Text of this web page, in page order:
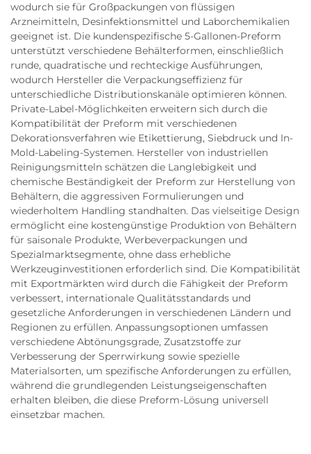
wodurch sie für Großpackungen von flüssigen
Arzneimitteln, Desinfektionsmittel und Laborchemikalien
geeignet ist. Die kundenspezifische 5-Gallonen-Preform
unterstützt verschiedene Behälterformen, einschließlich
runde, quadratische und rechteckige Ausführungen,
wodurch Hersteller die Verpackungseffizienz für
unterschiedliche Distributionskanäle optimieren können.
Private-Label-Möglichkeiten erweitern sich durch die
Kompatibilität der Preform mit verschiedenen
Dekorationsverfahren wie Etikettierung, Siebdruck und In-
Mold-Labeling-Systemen. Hersteller von industriellen
Reinigungsmitteln schätzen die Langlebigkeit und
chemische Beständigkeit der Preform zur Herstellung von
Behältern, die aggressiven Formulierungen und
wiederholtem Handling standhalten. Das vielseitige Design
ermöglicht eine kostengünstige Produktion von Behältern
für saisonale Produkte, Werbeverpackungen und
Spezialmarktsegmente, ohne dass erhebliche
Werkzeuginvestitionen erforderlich sind. Die Kompatibilität
mit Exportmärkten wird durch die Fähigkeit der Preform
verbessert, internationale Qualitätsstandards und
gesetzliche Anforderungen in verschiedenen Ländern und
Regionen zu erfüllen. Anpassungsoptionen umfassen
verschiedene Abtönungsgrade, Zusatzstoffe zur
Verbesserung der Sperrwirkung sowie spezielle
Materialsorten, um spezifische Anforderungen zu erfüllen,
während die grundlegenden Leistungseigenschaften
erhalten bleiben, die diese Preform-Lösung universell
einsetzbar machen.